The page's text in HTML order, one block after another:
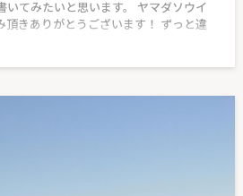
いてみたいと思います。 ヤマダソウイ
頂きありがとうございます！ ずっと違